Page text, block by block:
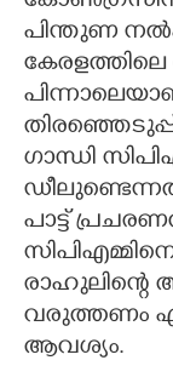
പിന്തുണ
ഗാന്ധി
പാട്ട്
വരുത്തണം
ആവശ്യം.